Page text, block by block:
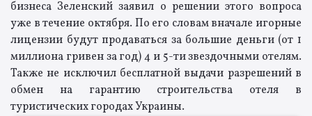
бизнеса Зеленский заявил о решении этого вопроса
уже в течение октября. По его словам вначале игорные
лицензии будут продаваться за большие деньги (от 1
миллиона гривен за год) 4 и 5-ти звездочными отелям.
Также не исключил бесплатной выдачи разрешений в
обмен на гарантию строительства отеля в
туристических городах Украины.